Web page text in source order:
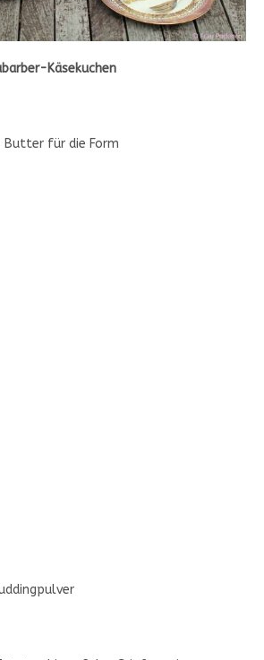
Käsekuchen
für die Form